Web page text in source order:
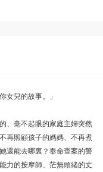
女兒的故事。」
、毫不起眼的家庭主婦突然
再照顧孩子的媽媽、不再煮
還能去哪裏？奉命查案的警
力的按摩師、茫無頭緒的丈